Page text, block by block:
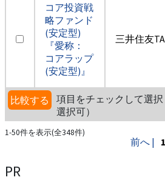
コア投資戦
略ファンド
(安定型)
『愛称：
コアラップ
(安定型)』
三井住友
比較する
項目をチェックして選
選択可）
1-50件を表示(全348件)
前へ | 1
PR